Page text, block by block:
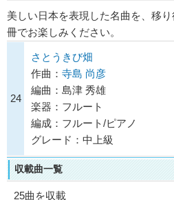
美しい日本を表現した名曲を、移
冊でお楽しみください。
24
さとうきび畑
作曲： 寺島 尚彦
編曲：島津 秀雄
楽器：フルート
編成：フルート/ピアノ
グレード：中上級
収載曲一覧
25曲を収載